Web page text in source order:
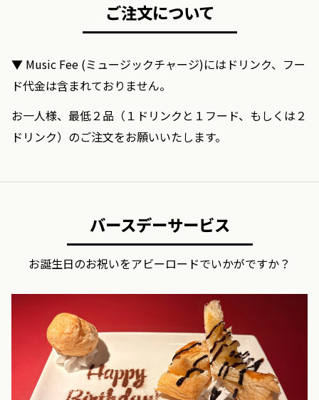
ご注文について
▼ Music Fee (ミュージックチャージ)にはドリンク、フー
ド代金は含まれておりません。
お一人様、最低２品（１ドリンクと１フード、もしくは２
ドリンク）のご注文をお願いいたします。
バースデーサービス
お誕生日のお祝いをアビーロードでいかがですか？